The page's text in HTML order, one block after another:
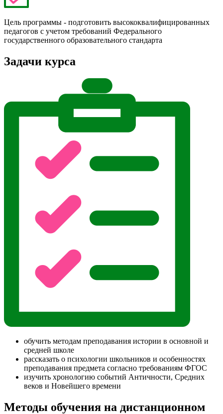
Цель программы - подготовить высококвалифицированных
педагогов с учетом требований Федерального
государственного образовательного стандарта
Задачи курса
обучить методам преподавания истории в основной и
средней школе
рассказать о психологии школьников и особенностях
преподавания предмета согласно требованиям ФГОС
изучить хронологию событий Античности, Средних
веков и Новейшего времени
Методы обучения на дистанционном